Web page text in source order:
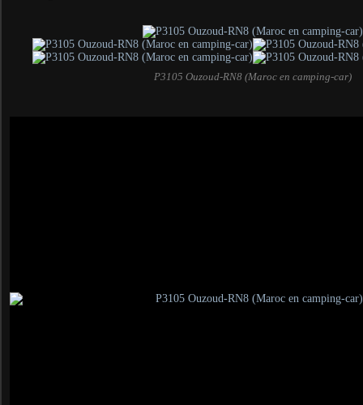
P3105 Ouzoud-RN8 (Maroc en camping-car)